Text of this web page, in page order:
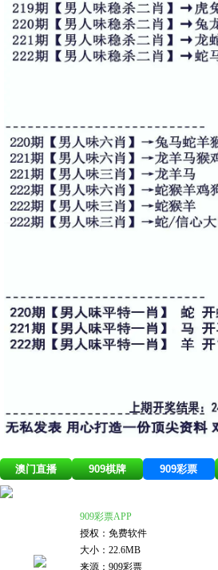
澳门直播 909棋牌 909彩票
909彩票APP
授权：免费软件
大小：22.6MB
来源：909彩票